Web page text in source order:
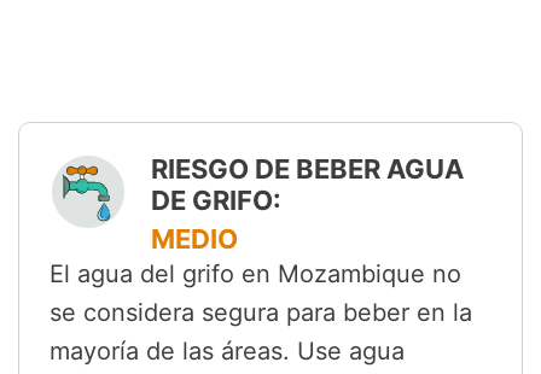
RIESGO DE BEBER AGUA
DE GRIFO:
MEDIO
El agua del grifo en Mozambique no
se considera segura para beber en la
mayoría de las áreas. Use agua